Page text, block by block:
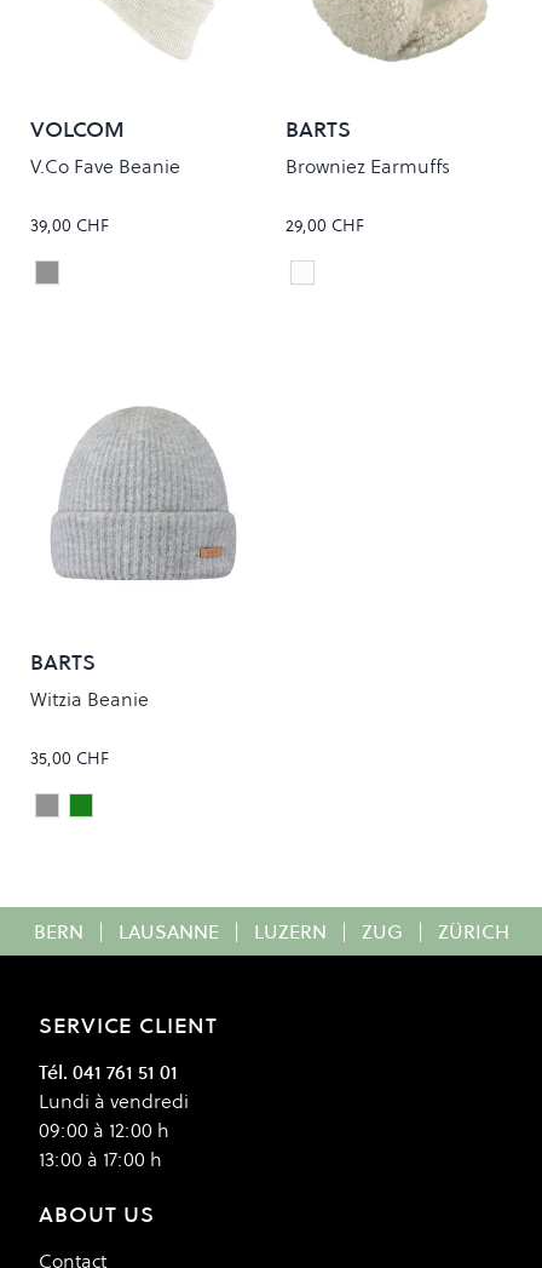
VOLCOM
V.Co Fave Beanie
39,00 CHF
Colour
Ash Heather
BARTS
Browniez Earmuffs
29,00 CHF
Colour
Cream
BARTS
Witzia Beanie
35,00 CHF
Colour
Heather Grey
Misty Green
BERN | LAUSANNE | LUZERN | ZUG | ZÜRICH
SERVICE CLIENT
Tél. 041 761 51 01
Lundi à vendredi
09:00 à 12:00 h
13:00 à 17:00 h
ABOUT US
Contact